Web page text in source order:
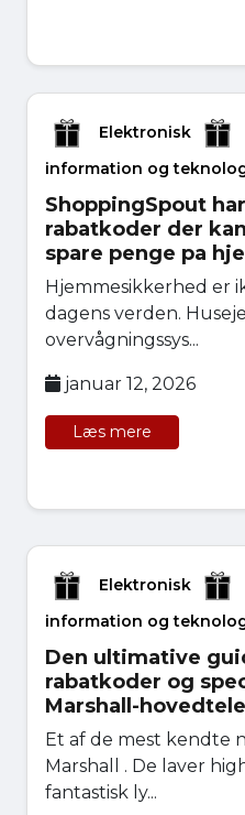
Elektronisk
information og
ShoppingSpout
rabatkoder der
spare penge pa
Hjemmesikkerhed er
dagens verden.
overvågningssys...
januar 12, 2026
Læs mere
Elektronisk
information og
Den ultimative
rabatkoder og
Marshall-
Et af de mest kendte
Marshall . De laver
fantastisk ly...